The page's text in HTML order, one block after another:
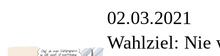
02.03.2021
Wahlziel: Nie